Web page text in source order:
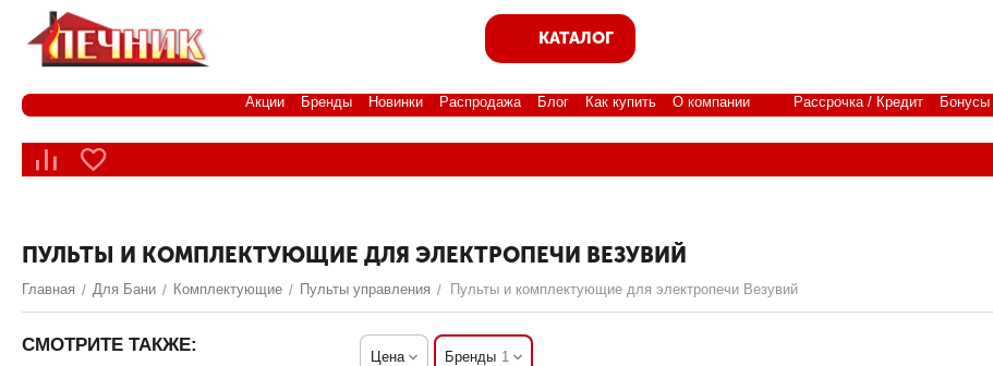
КАТАЛОГ
Акции Бренды Новинки Распродажа Блог Как купить О компании Рассрочка / Кредит Бонусы
ПУЛЬТЫ И КОМПЛЕКТУЮЩИЕ ДЛЯ ЭЛЕКТРОПЕЧИ ВЕЗУВИЙ
Главная / Для Бани / Комплектующие / Пульты управления / Пульты и комплектующие для электропечи Везувий
Цена Бренды 1
СМОТРИТЕ ТАКЖЕ: